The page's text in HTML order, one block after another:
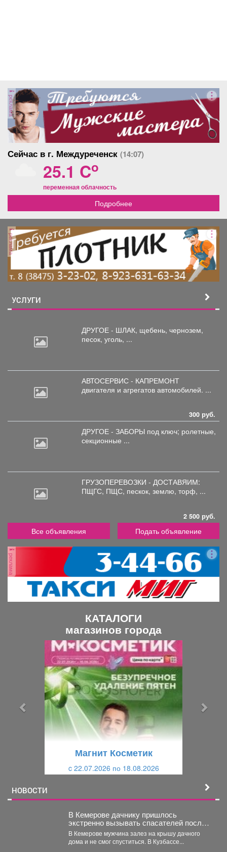
реклама
Сейчас в г. Междуреченск (14:07)
25.1 Co
переменная облачность
Подробнее
реклама
УСЛУГИ
ДРУГОЕ - ШЛАК, щебень, чернозем,
песок, уголь, ...
АВТОСЕРВИС - КАПРЕМОНТ
двигателя и агрегатов автомобилей. ...
300 руб.
ДРУГОЕ - ЗАБОРЫ под ключ; ролетные,
секционные ...
ГРУЗОПЕРЕВОЗКИ - ДОСТАВЯИМ:
ПЩГС, ПЩС, пескок, землю, торф, ...
2 500 руб.
Все объявления Подать объявление
реклама
КАТАЛОГИ
магазинов города
Магнит Косметик
c 22.07.2026 по 18.08.2026
НОВОСТИ
В Кемерове дачнику пришлось
экстренно вызывать спасателей после
работ на участке
В Кемерове мужчина залез на крышу дачного
дома и не смог спуститься. В Кузбассе...